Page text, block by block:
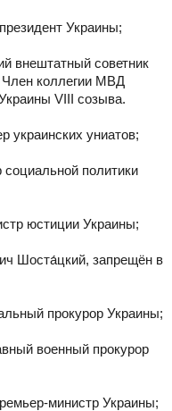
Украины;
внештатный советник
Член коллегии МВД
VIII созыва.
украинских униатов;
политики
юстиции Украины;
Шоста́цкий, запрещён в
прокурор Украины;
военный прокурор
министр Украины;